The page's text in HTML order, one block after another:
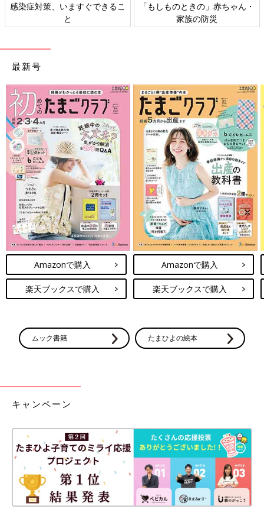
対策、いますぐできるこ
「もしものときの」赤ちゃん・
家族の防災
日本
最新号
Amazonで購入
楽天ブックスで購入
Amazonで購入
楽天ブックスで購入
ムック書籍 たまひよの絵本
キャンペーン